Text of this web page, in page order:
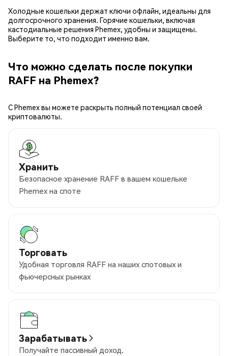
Холодные кошельки держат ключи офлайн, идеальны для
долгосрочного хранения. Горячие кошельки, включая
кастодиальные решения Phemex, удобны и защищены.
Выберите то, что подходит именно вам.
Что можно сделать после покупки
RAFF на Phemex?
С Phemex вы можете раскрыть полный потенциал своей
криптовалюты.
Хранить
Безопасное хранение RAFF в вашем кошельке
Phemex на споте
Торговать
Удобная торговля RAFF на наших спотовых и
фьючерсных рынках
Зарабатывать
Получайте пассивный доход.